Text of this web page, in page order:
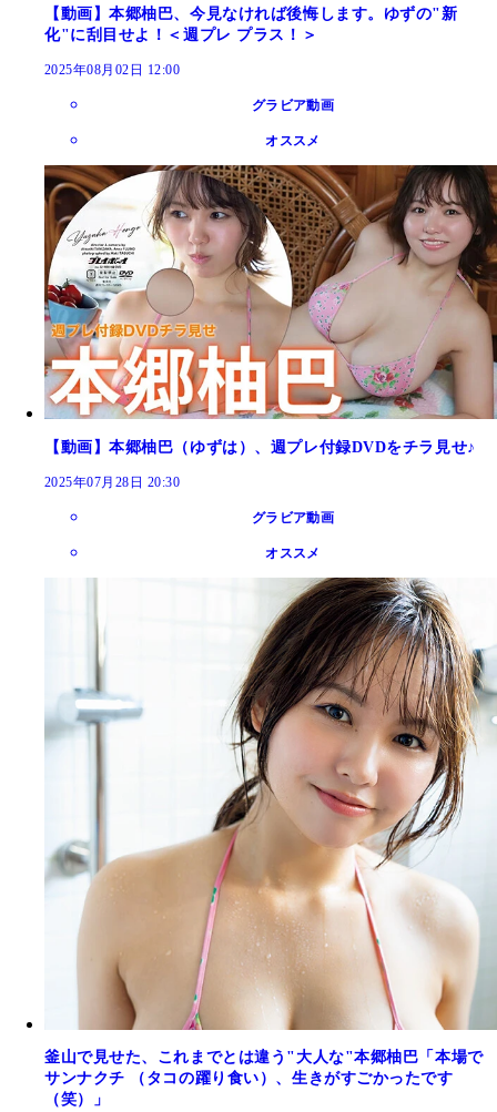
【動画】本郷柚巴、今見なければ後悔します。ゆずの"新
化"に刮目せよ！＜週プレ プラス！＞
2025年08月02日 12:00
グラビア動画
オススメ
【動画】本郷柚巴（ゆずは）、週プレ付録DVDをチラ見せ♪
2025年07月28日 20:30
グラビア動画
オススメ
釜山で見せた、これまでとは違う"大人な"本郷柚巴「本場で
サンナクチ （タコの躍り食い）、生きがすごかったです
（笑）」